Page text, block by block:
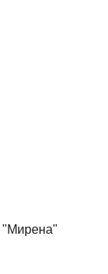
"Мирена"